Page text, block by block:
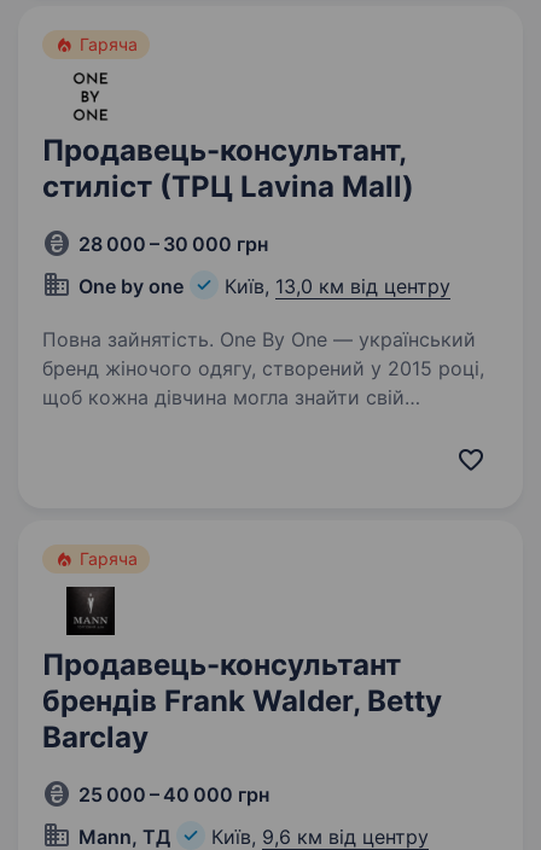
Гаряча
Продавець-консультант,
стиліст (ТРЦ Lavina Mall)
28 000 – 30 000 грн
One by one
Київ, 13,0 км від центру
Повна зайнятість. One By One — український
бренд жіночого одягу, створений у 2015 році,
щоб кожна дівчина могла знайти свій
у собі. Ми розширюємося, оновлюємо колекції
Гаряча
Продавець-консультант
брендів Frank Walder, Betty
Barclay
25 000 – 40 000 грн
Mann, ТД
Київ, 9,6 км від центру